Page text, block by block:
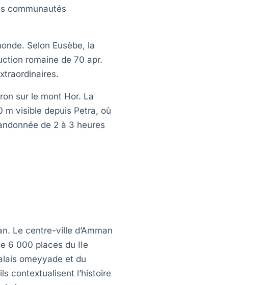
communautés
Selon Eusèbe, la
romaine de 70 apr.
sur le mont Hor. La
m visible depuis Petra, où
de 2 à 3 heures
Le centre-ville d’Amman
6 000 places du IIe
omeyyade et du
contextualisent l’histoire